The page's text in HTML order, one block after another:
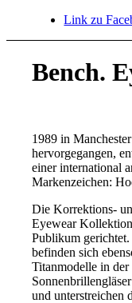
Link zu
Bench.
1989 in
hervorgegangen,
einer international
Markenzeichen:
Die Korrektions-
Eyewear
Publikum
befinden sich
Titanmodelle in
und unterstreichen